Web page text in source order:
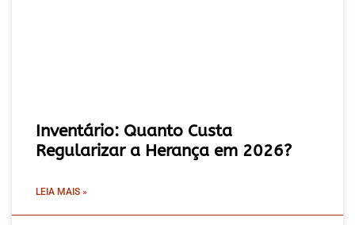
Inventário: Quanto Custa
Regularizar a Herança em 2026?
LEIA MAIS »